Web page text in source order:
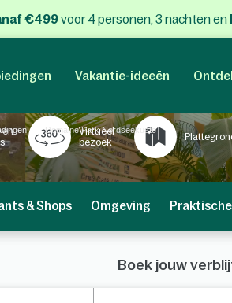
€499voor 4 personen, 3 nachtenen
Vakantie-ideeën
Domaine Park Nordseeküste
en
Virtueel
bezoek
& Shops Omgeving
Boek jouw